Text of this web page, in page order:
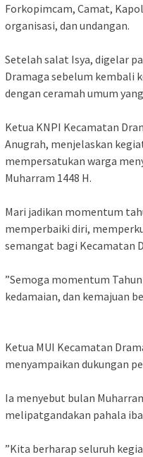
Forkopimcam, Camat,
organisasi, dan undangan.
‎Setelah salat Isya, digelar
Dramaga sebelum kembali
dengan ceramah umum
‎Ketua KNPI Kecamatan
Anugrah, menjelaskan
mempersatukan warga
Muharram 1448 H.
‎Mari jadikan momentum
memperbaiki diri,
semangat bagi Kecamatan
‎”Semoga momentum
kedamaian, dan kemajuan
‎Ketua MUI Kecamatan
menyampaikan dukungan
‎Ia menyebut bulan
melipatgandakan pahala
‎”Kita berharap seluruh